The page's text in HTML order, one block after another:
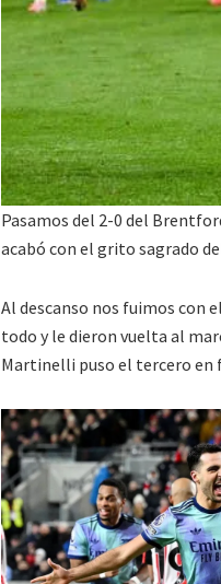
Pasamos del 2-0 del
acabó con el grito sagrado
Al descanso nos fuimos con
todo y le dieron vuelta al
Martinelli puso el tercero en